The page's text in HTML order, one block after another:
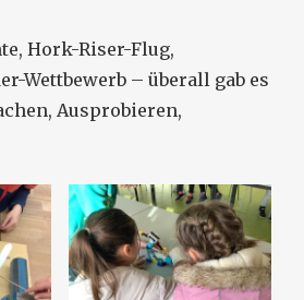
Hork-Riser-Flug,
Wettbewerb – überall gab es
Ausprobieren,